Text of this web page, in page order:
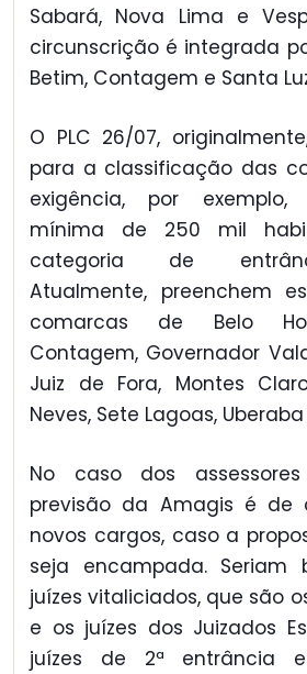
Sabará, Nova Lima e
circunscrição é integrada
Betim, Contagem e Santa
O PLC 26/07,
para a classificação das
exigência, por
mínima de 250 mil
categoria de
Atualmente, preenchem
comarcas de Belo
Contagem, Governador
Juiz de Fora, Montes
Neves, Sete Lagoas,
No caso dos
previsão da Amagis é de
novos cargos, caso a
seja encampada. Seriam
juízes vitaliciados, que são
e os juízes dos Juizados
juízes de 2ª entrância